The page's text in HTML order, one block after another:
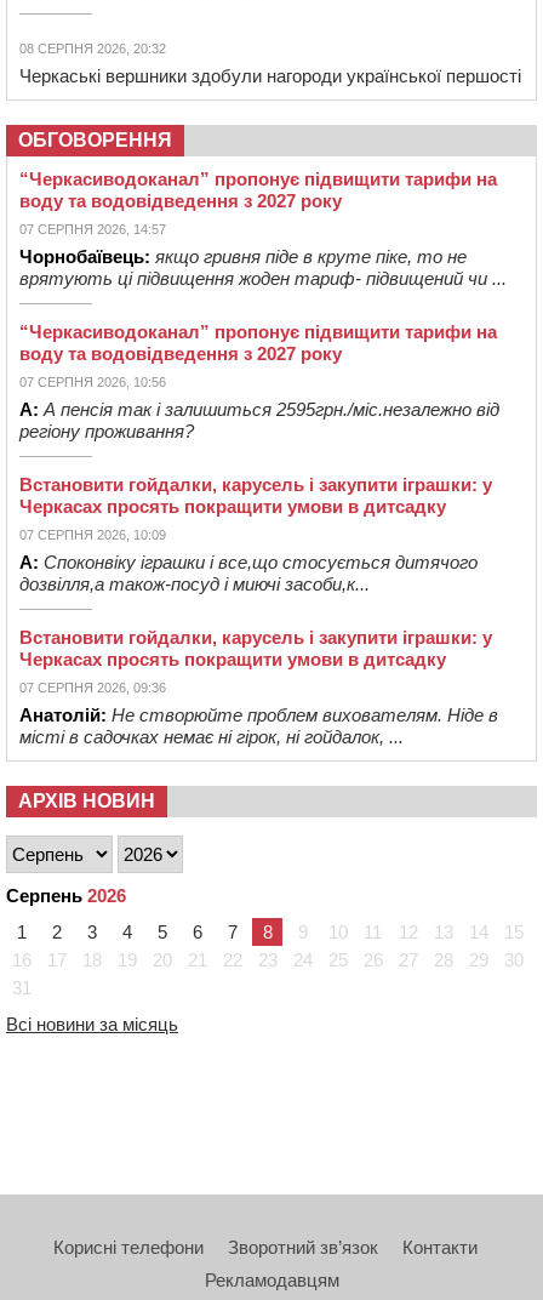
08 СЕРПНЯ 2026, 20:32
Черкаські вершники здобули нагороди української першості
ОБГОВОРЕННЯ
“Черкасиводоканал” пропонує підвищити тарифи на
воду та водовідведення з 2027 року
07 СЕРПНЯ 2026, 14:57
Чорнобаївець: якщо гривня піде в круте піке, то не
врятують ці підвищення жоден тариф- підвищений чи ...
“Черкасиводоканал” пропонує підвищити тарифи на
воду та водовідведення з 2027 року
07 СЕРПНЯ 2026, 10:56
А: А пенсія так і залишиться 2595грн./міс.незалежно від
регіону проживання?
Встановити гойдалки, карусель і закупити іграшки: у
Черкасах просять покращити умови в дитсадку
07 СЕРПНЯ 2026, 10:09
А: Споконвіку іграшки і все,що стосується дитячого
дозвілля,а також-посуд і миючі засоби,к...
Встановити гойдалки, карусель і закупити іграшки: у
Черкасах просять покращити умови в дитсадку
07 СЕРПНЯ 2026, 09:36
Анатолій: Не створюйте проблем вихователям. Ніде в
місті в садочках немає ні гірок, ні гойдалок, ...
АРХІВ НОВИН
Серпень 2026
1
2 3 4 5 6 7 8 9 10 11 12 13 14
15
16
17 18 19 20 21 22 23 24 25 26 27 28 29
30
31
Всі новини за місяць
Корисні телефони Зворотний зв’язок
Контакти
Рекламодавцям